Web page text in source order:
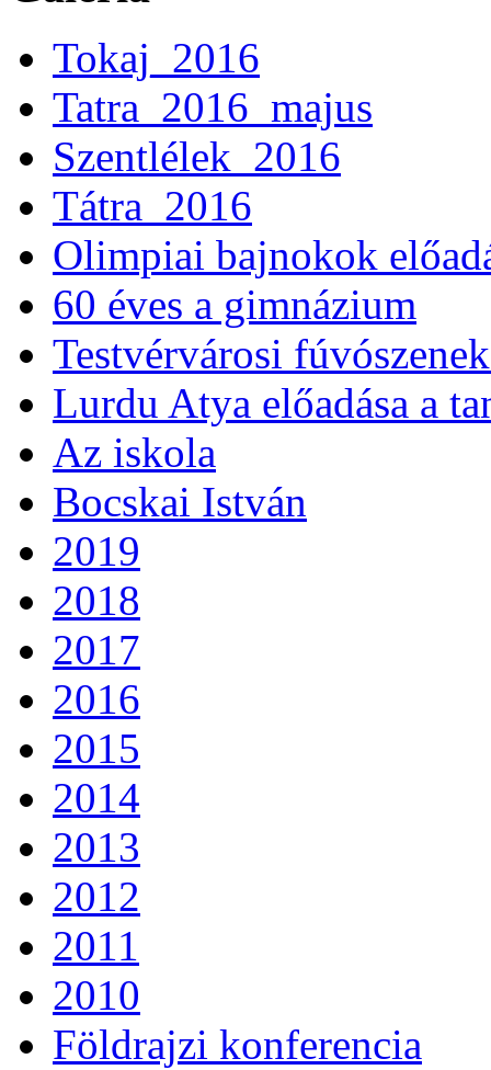
Tokaj_2016
Tatra_2016_majus
Szentlélek_2016
Tátra_2016
Olimpiai bajnokok
60 éves a gimnázium
Testvérvárosi
Lurdu Atya előadása a
Az iskola
Bocskai István
2019
2018
2017
2016
2015
2014
2013
2012
2011
2010
Földrajzi konferencia